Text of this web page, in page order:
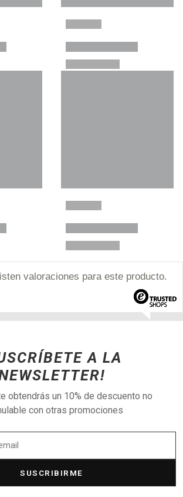
valoraciones para este producto.
A LA
obtendrás un 10% de descuento no
con otras promociones
SUSCRIBIRME